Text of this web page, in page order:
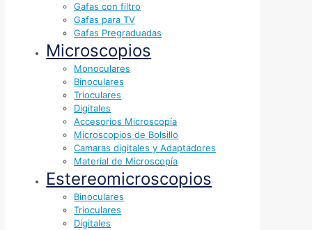
Gafas con filtro
Gafas para TV
Gafas Pregraduadas
Microscopios
Monoculares
Binoculares
Trioculares
Digitales
Accesorios Microscopía
Microscopios de Bolsillo
Camaras digitales y Adaptadores
Material de Microscopía
Estereomicroscopios
Binoculares
Trioculares
Digitales